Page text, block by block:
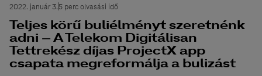
Teljes körű buliélményt szeretnénk
adni – A Telekom Digitálisan
Tettrekész díjas ProjectX app
csapata megreformálja a bulizást
2022. január 3.5 perc olvasási idő